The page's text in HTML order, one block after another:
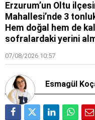
Erzurum’un Oltu
Mahallesi’nde 3
Hem doğal hem de
sofralardaki yerini
07/08/2026 10:57
Esmagül